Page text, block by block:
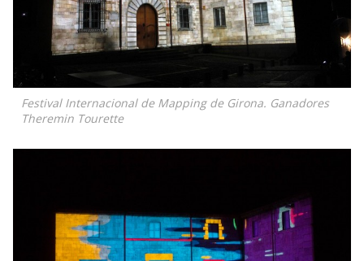
Festival Internacional de Mapping de Girona. Ganadores
Theremin Tourette